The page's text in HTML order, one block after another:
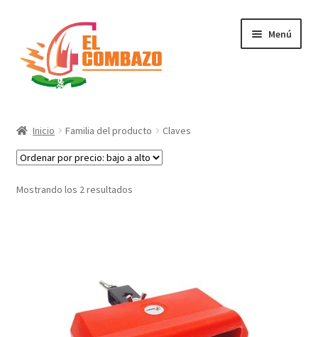
Menú
DJ, Audio e Iluminación PRO
Grabación de Audio & Video
Inicio Familia del producto Claves
Mostrando los 2 resultados